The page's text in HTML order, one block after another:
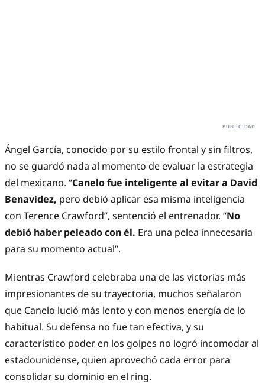
Ángel García, conocido por su estilo frontal y sin filtros,
no se guardó nada al momento de evaluar la estrategia
del mexicano. “Canelo fue inteligente al evitar a David
Benavidez, pero debió aplicar esa misma inteligencia
con Terence Crawford”, sentenció el entrenador. “No
debió haber peleado con él. Era una pelea innecesaria
para su momento actual”.
Mientras Crawford celebraba una de las victorias más
impresionantes de su trayectoria, muchos señalaron
que Canelo lució más lento y con menos energía de lo
habitual. Su defensa no fue tan efectiva, y su
característico poder en los golpes no logró incomodar al
estadounidense, quien aprovechó cada error para
consolidar su dominio en el ring.